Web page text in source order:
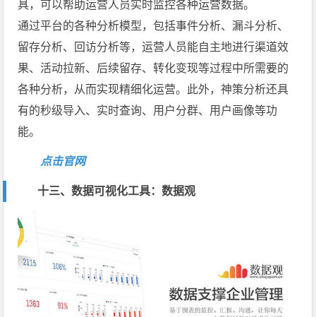
具，可以帮助运营人员实时监控各种运营数据。
通过平台的各种分析模型，包括事件分析、漏斗分析、
留存分析、回访分析等，运营人员能自主地进行渠道效
果、活动拉新、后续留存、转化变现等过程中所需要的
各种分析，从而实现精细化运营。此外，神策分析还具
有的秒级导入、实时查询、用户分群、用户画像等功
能。
点击官网
十三、数据可视化工具：数据观